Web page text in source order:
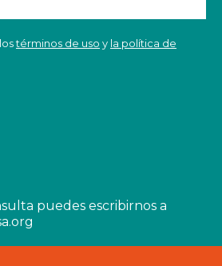
términos de uso y la política de
puedes escribirnos a